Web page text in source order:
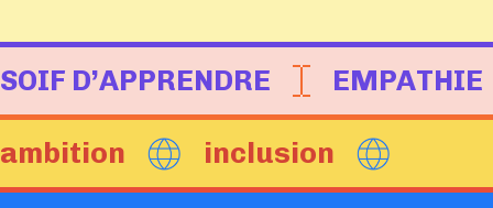
SOIF D’APPRENDRE EMPATHIE
ambition inclusion